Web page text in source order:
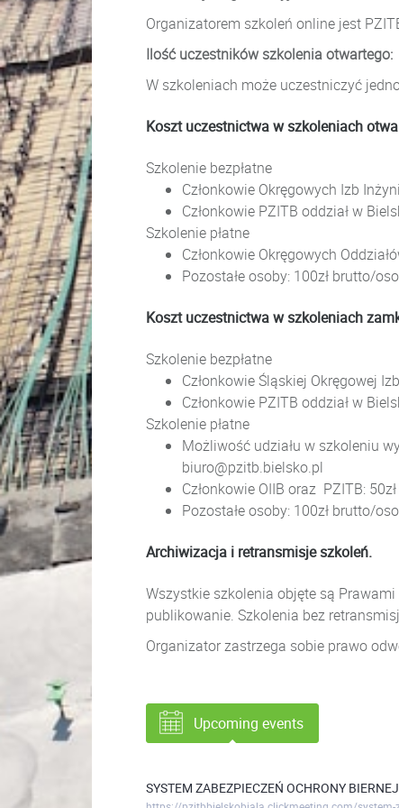
Organizatorem szkoleń online jest
Ilość uczestników szkolenia otwartego:
W szkoleniach może uczestniczyć
Koszt uczestnictwa w szkoleniach
Szkolenie bezpłatne
Członkowie Okręgowych Izb
Członkowie PZITB oddział w
Szkolenie płatne
Członkowie Okręgowych
Pozostałe osoby: 100zł brutto/
Koszt uczestnictwa w szkoleniach
Szkolenie bezpłatne
Członkowie Śląskiej Okręgowej
Członkowie PZITB oddział w
Szkolenie płatne
Możliwość udziału w szkoleniu
biuro@pzitb.bielsko.pl
Członkowie OIIB oraz PZITB:
Pozostałe osoby: 100zł brutto/
Archiwizacja i retransmisje szkoleń.
Wszystkie szkolenia objęte są
publikowanie. Szkolenia bez
Organizator zastrzega sobie prawo
Upcoming events
SYSTEM ZABEZPIECZEŃ OCHRONY